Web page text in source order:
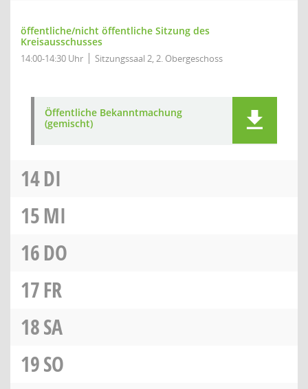
öffentliche/nicht öffentliche Sitzung des
Kreisausschusses
14:00-14:30 Uhr Sitzungssaal 2, 2. Obergeschoss
Öffentliche Bekanntmachung
(gemischt)
14DI
15MI
16DO
17FR
18SA
19SO